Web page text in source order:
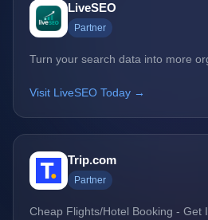
LiveSEO
Partner
Turn your search data into more
Visit LiveSEO Today →
Trip.com
Partner
Cheap Flights/Hotel Booking - Get